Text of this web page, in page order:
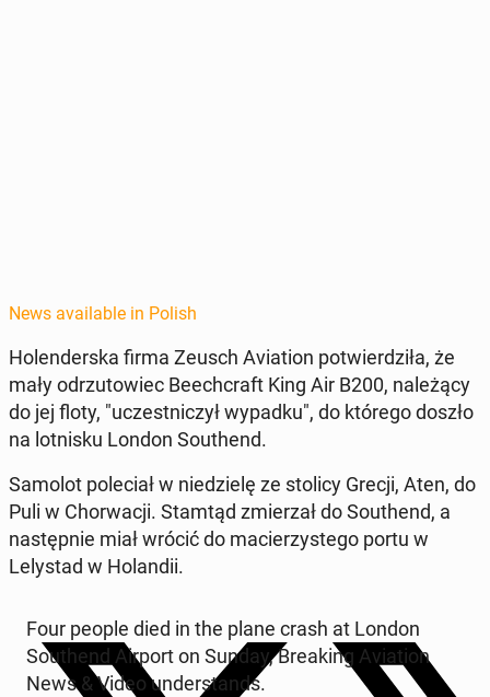
News available in Polish
Holen­der­s­ka firma Zeusch Avi­a­tion potwierdz­iła, że
mały odrzu­towiec Beechcraft King Air B200, należą­cy
do jej floty, "uczest­niczył wypadku", do którego doszło
na lot­nisku London Southend.
Samolot pole­ci­ał w niedzielę ze stolicy Grecji, Aten, do
Puli w Chorwacji. Stamtąd zmierzał do Southend, a
następ­nie miał wrócić do macierzys­tego portu w
Lelystad w Holandii.
Four people died in the plane crash at London
Southend Airport on Sunday, Break­ing Avi­a­tion
News & Video un­der­stands.